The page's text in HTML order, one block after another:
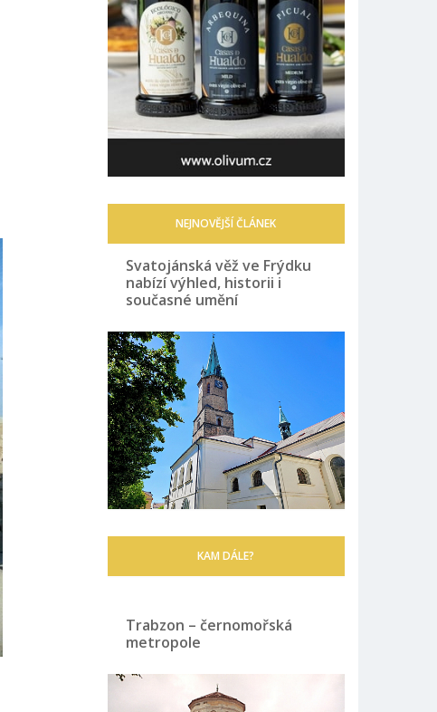
NEJNOVĚJŠÍ ČLÁNEK
Svatojánská věž ve Frýdku
nabízí výhled, historii i
současné umění
KAM DÁLE?
Trabzon – černomořská
metropole